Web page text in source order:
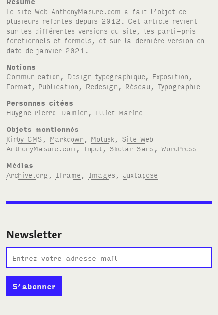
Le site Web AnthonyMasure.com a fait l’objet de
plusieurs refontes depuis 2012. Cet article revient
sur les différentes versions du site, les parti-pris
fonctionnels et formels, et sur la dernière version en
date de janvier 2021.
Notions
Communication
Design typographique Exposition
Format
Publication Redesign Réseau ,Typographie
Personnes citées
Huyghe Pierre-Damien
Illiet Marine
Objets mentionnés
Kirby CMS
Markdown Molusk
Site Web
AnthonyMasure.com
Input Skolar Sans ,WordPress
Médias
Archive.org
Iframe Images Juxtapose
Newsletter